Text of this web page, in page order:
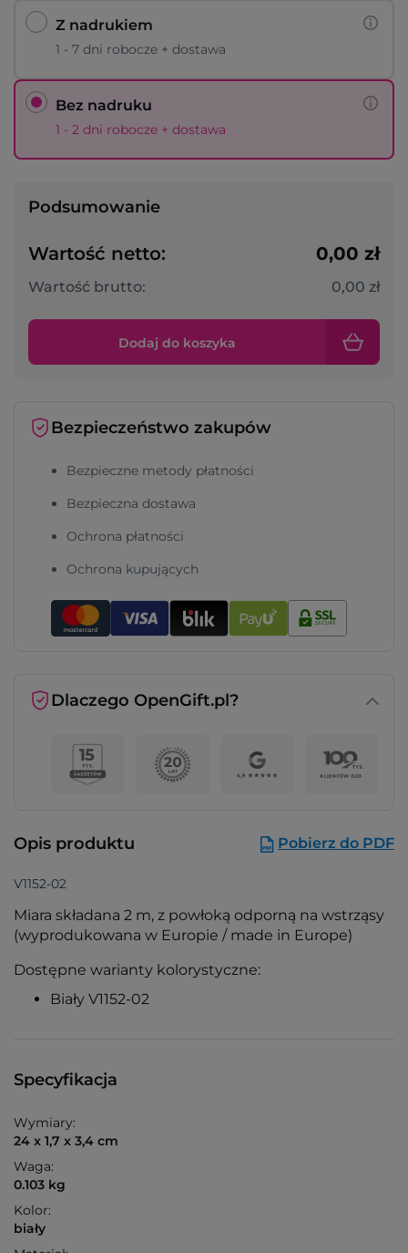
Z nadrukiem
1 - 7 dni robocze + dostawa
Bez nadruku
1 - 2 dni robocze + dostawa
Podsumowanie
Wartość netto: 0,00 zł
Wartość brutto: 0,00 zł
Dodaj do koszyka
Bezpieczeństwo zakupów
Bezpieczne metody płatności
Bezpieczna dostawa
Ochrona płatności
Ochrona kupujących
Dlaczego OpenGift.pl?
Opis produktu Pobierz do PDF
V1152-02
Miara składana 2 m, z powłoką odporną na wstrząsy
(wyprodukowana w Europie / made in Europe)
Dostępne warianty kolorystyczne:
Biały V1152-02
Specyfikacja
Wymiary:
24 x 1,7 x 3,4 cm
Waga:
0.103 kg
Kolor:
biały